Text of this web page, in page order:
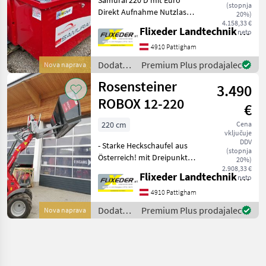
Nova naprava
(stopnja
20%)
4.158,33 €
neto
Direkt Aufnahme Nutzlast
Anbau # Gewicht nur 450kg
Tiefe 125cm /Breite innen
220cm Dreipunkt-
Anhängung Kat I
Flixeder Landtechnik GmbH
4910 Pattigham
Dodatna
oprema
za
traktorje
/
Rosensteiner
Premium Plus prodajalec
Nova naprava
Rosensteiner
ROBOX 12-220
3.490
€
Cena
vključuje
DDV
(stopnja
20%)
2.908,33 €
neto
220 cm
- Starke Heckschaufel aus
Österreich! mit Dreipunkt-
- mit 2 Zylindersystem,
doppelwirkend - mit 90°
Auskippwinkel - mit
abnehmbarer Bord
Flixeder Landtechnik GmbH
4910 Pattigham
Dodatna
oprema
Premium Plus prodajalec